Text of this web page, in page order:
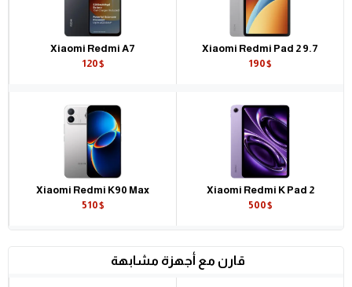
Xiaomi Redmi Pad 2 9.7
190$
Xiaomi Redmi A7
120$
Xiaomi Redmi K Pad 2
500$
Xiaomi Redmi K90 Max
510$
قارن مع أجهزة مشابهة